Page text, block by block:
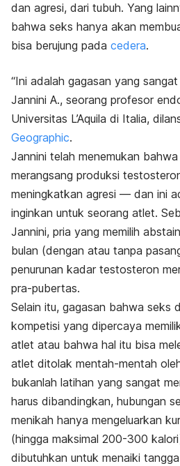
dan agresi, dari tubuh. Yang
bahwa seks hanya akan
bisa berujung pada cedera.
“Ini adalah gagasan yang sangat
Jannini A., seorang profesor
Universitas L’Aquila di Italia,
Geographic.
Jannini telah menemukan
merangsang produksi
meningkatkan agresi — dan ini
inginkan untuk seorang atlet.
Jannini, pria yang memilih
bulan (dengan atau tanpa
penurunan kadar testosteron
pra-pubertas.
Selain itu, gagasan bahwa seks
kompetisi yang dipercaya
atlet atau bahwa hal itu bisa
atlet ditolak mentah-mentah
bukanlah latihan yang sangat
harus dibandingkan, hubungan
menikah hanya mengeluarkan
(hingga maksimal 200-300
dibutuhkan untuk menaiki